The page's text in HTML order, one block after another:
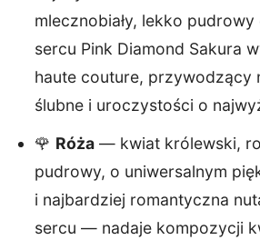
mlecznobiały, lekko
sercu Pink Diamond Sakura
haute couture, przywodzący
ślubne i uroczystości o
🌹 Róża— kwiat królewski,
pudrowy, o uniwersalnym
i najbardziej romantyczna
sercu — nadaje kompozycji